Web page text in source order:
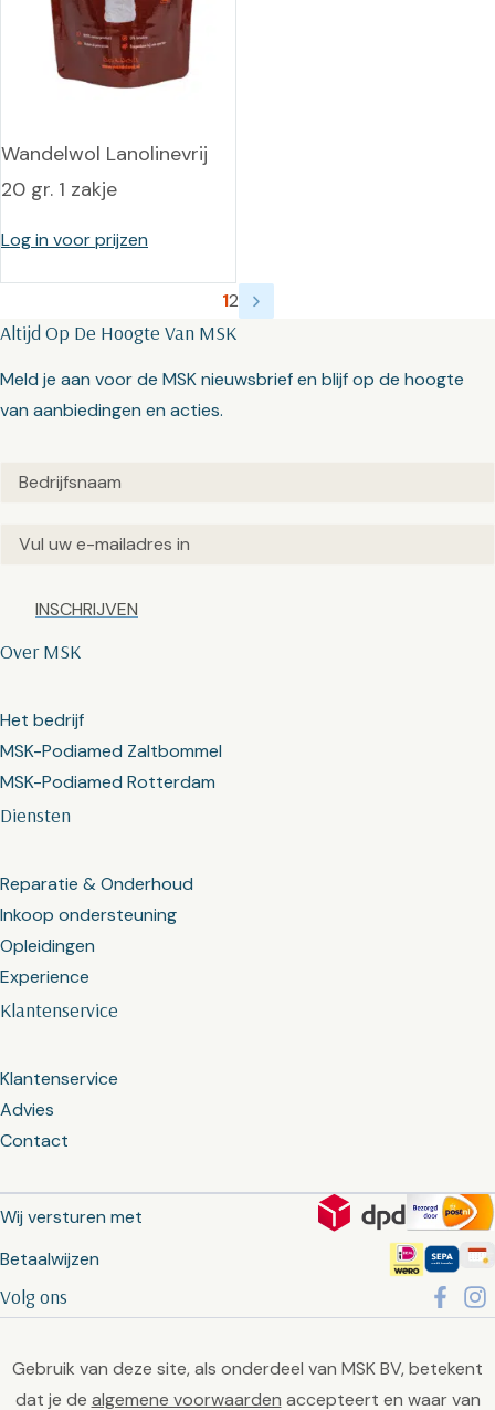
Wandelwol Lanolinevrij
20 gr. 1 zakje
Log in voor prijzen
12
Klantenservice
Klantenservice
Advies
Contact
Diensten
Reparatie & Onderhoud
Inkoop ondersteuning
Opleidingen
Experience
Over MSK
Het bedrijf
MSK-Podiamed Zaltbommel
MSK-Podiamed Rotterdam
Altijd Op De Hoogte Van MSK
Meld je aan voor de MSK nieuwsbrief en blijf op de hoogte
van aanbiedingen en acties.
Untitled(Vereist)
Email(Vereist)
Captcha
Wij versturen met
Betaalwijzen
Volg ons
Gebruik van deze site, als onderdeel van MSK BV, betekent
dat je de algemene voorwaarden accepteert en waar van